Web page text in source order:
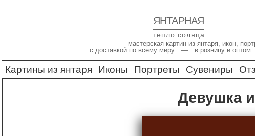
ЯНТАРНАЯ
тепло солнца
мастерская картин из янтаря, икон,
с доставкой по всему миру — в розницу и
Картины из янтаря Иконы Портреты Сувениры
Девушка